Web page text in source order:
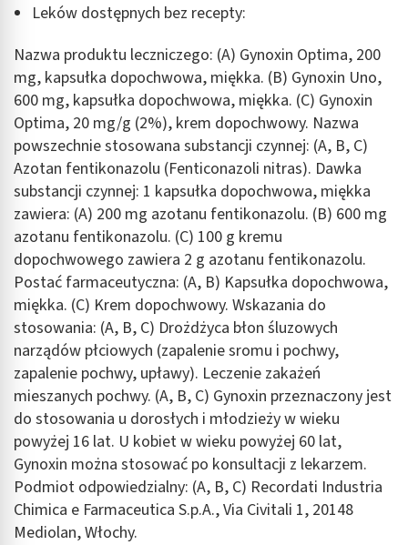
Leków dostępnych bez recepty:
Nazwa produktu leczniczego: (A) Gynoxin Optima, 200
mg, kapsułka dopochwowa, miękka. (B) Gynoxin Uno,
600 mg, kapsułka dopochwowa, miękka. (C) Gynoxin
Optima, 20 mg/g (2%), krem dopochwowy. Nazwa
powszechnie stosowana substancji czynnej: (A, B, C)
Azotan fentikonazolu (Fenticonazoli nitras). Dawka
substancji czynnej: 1 kapsułka dopochwowa, miękka
zawiera: (A) 200 mg azotanu fentikonazolu. (B) 600 mg
azotanu fentikonazolu. (C) 100 g kremu
dopochwowego zawiera 2 g azotanu fentikonazolu.
Postać farmaceutyczna: (A, B) Kapsułka dopochwowa,
miękka. (C) Krem dopochwowy. Wskazania do
stosowania: (A, B, C) Drożdżyca błon śluzowych
narządów płciowych (zapalenie sromu i pochwy,
zapalenie pochwy, upławy). Leczenie zakażeń
mieszanych pochwy. (A, B, C) Gynoxin przeznaczony jest
do stosowania u dorosłych i młodzieży w wieku
powyżej 16 lat. U kobiet w wieku powyżej 60 lat,
Gynoxin można stosować po konsultacji z lekarzem.
Podmiot odpowiedzialny: (A, B, C) Recordati Industria
Chimica e Farmaceutica S.p.A., Via Civitali 1, 20148
Mediolan, Włochy.